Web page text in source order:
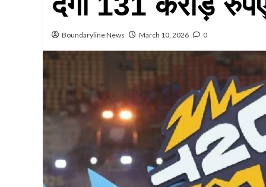
Boundaryline News March 10, 2026 0